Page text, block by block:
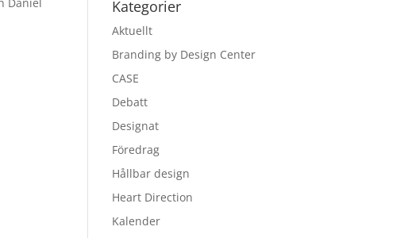
Kategorier
Aktuellt
Branding by Design Center
CASE
Debatt
Designat
Föredrag
Hållbar design
Heart Direction
Kalender